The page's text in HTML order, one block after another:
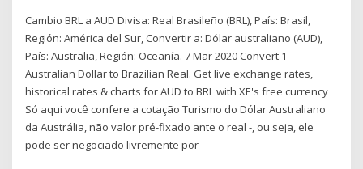
Cambio BRL a AUD Divisa: Real Brasileño (BRL), País: Brasil,
Región: América del Sur, Convertir a: Dólar australiano (AUD),
País: Australia, Región: Oceanía. 7 Mar 2020 Convert 1
Australian Dollar to Brazilian Real. Get live exchange rates,
historical rates & charts for AUD to BRL with XE's free currency
Só aqui você confere a cotação Turismo do Dólar Australiano
da Austrália, não valor pré-fixado ante o real -, ou seja, ele
pode ser negociado livremente por